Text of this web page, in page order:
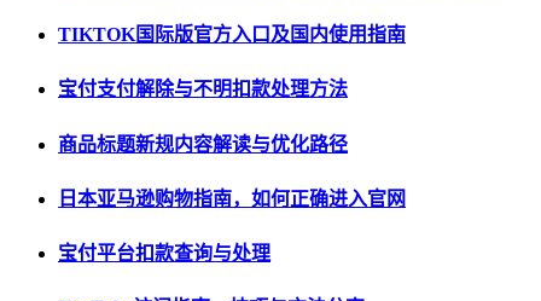
TIKTOK国际版官方入口及国内使用指南
宝付支付解除与不明扣款处理方法
商品标题新规内容解读与优化路径
日本亚马逊购物指南，如何正确进入官网
宝付平台扣款查询与处理